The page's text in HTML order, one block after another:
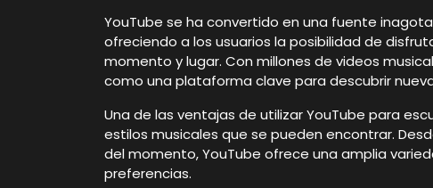
YouTube se ha convertido en una fuente
ofreciendo a los usuarios la posibilidad de
momento y lugar. Con millones de videos
como una plataforma clave para descubrir
Una de las ventajas de utilizar YouTube para
estilos musicales que se pueden encontrar.
del momento, YouTube ofrece una amplia
preferencias.